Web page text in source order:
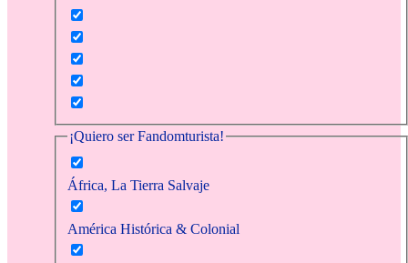
¡Quiero ser Fandomturista!
África, La Tierra Salvaje
América Histórica & Colonial